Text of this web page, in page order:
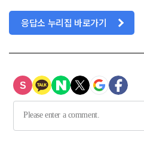
응답소 누리집 바로가기